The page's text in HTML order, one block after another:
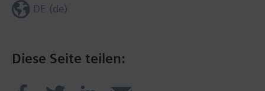
Diese Seite teilen:
DE (de)